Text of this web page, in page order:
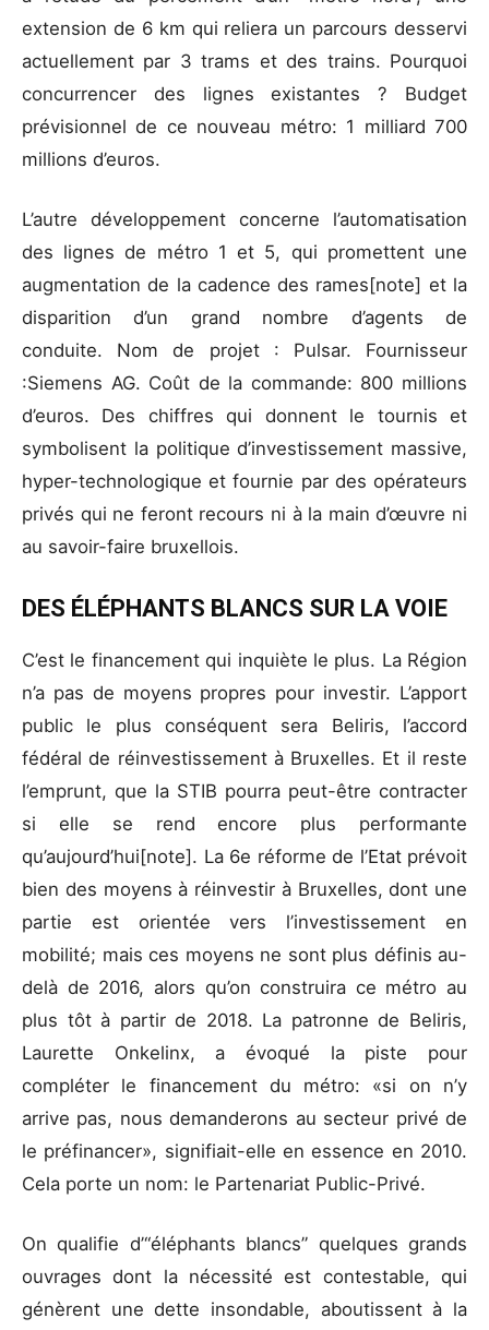
extension de 6 km qui reliera un parcours desservi
actuellement par 3 trams et des trains. Pourquoi
concurrencer des lignes existantes ? Budget
prévisionnel de ce nouveau métro: 1 milliard 700
millions d’euros.
L’autre développement concerne l’automatisation
des lignes de métro 1 et 5, qui promettent une
augmentation de la cadence des rames[note] et la
disparition d’un grand nombre d’agents de
conduite. Nom de projet : Pulsar. Fournisseur
:Siemens AG. Coût de la commande: 800 millions
d’euros. Des chiffres qui donnent le tournis et
symbolisent la politique d’investissement massive,
hyper-technologique et fournie par des opérateurs
privés qui ne feront recours ni à la main d’œuvre ni
au savoir-faire bruxellois.
DES ÉLÉPHANTS BLANCS SUR LA VOIE
C’est le financement qui inquiète le plus. La Région
n’a pas de moyens propres pour investir. L’apport
public le plus conséquent sera Beliris, l’accord
fédéral de réinvestissement à Bruxelles. Et il reste
l’emprunt, que la STIB pourra peut-être contracter
si elle se rend encore plus performante
qu’aujourd’hui[note]. La 6e réforme de l’Etat prévoit
bien des moyens à réinvestir à Bruxelles, dont une
partie est orientée vers l’investissement en
mobilité; mais ces moyens ne sont plus définis au-
delà de 2016, alors qu’on construira ce métro au
plus tôt à partir de 2018. La patronne de Beliris,
Laurette Onkelinx, a évoqué la piste pour
compléter le financement du métro: «si on n’y
arrive pas, nous demanderons au secteur privé de
le préfinancer», signifiait-elle en essence en 2010.
Cela porte un nom: le Partenariat Public-Privé.
On qualifie d’“éléphants blancs” quelques grands
ouvrages dont la nécessité est contestable, qui
génèrent une dette insondable, aboutissent à la